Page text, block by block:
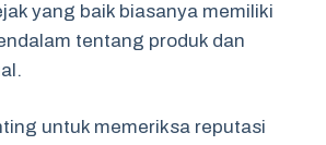
yang baik biasanya memiliki
tentang produk dan
untuk memeriksa reputasi